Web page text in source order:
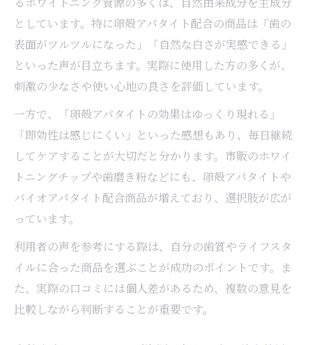
比較
ホワイトニング原理の違いで選ぶ資源のポ
イント
市販品ホワイトニングの資源とその特長を
解説
専門施術と市販ホワイトニングの成分安全
性比較
ホワイトニング原理の違いが与える効果の
差
低刺激なホワイトニング資源で毎日輝く白さを
目指す
低刺激ホワイトニング資源で実現する自然
な白さ
毎日使えるホワイトニング資源の優しい使
としています。特に卵殻アパタイト配合の商品は「歯の
表面がツルツルになった」「自然な白さが実感できる」
といった声が目立ちます。実際に使用した方の多くが、
刺激の少なさや使い心地の良さを評価しています。
一方で、「卵殻アパタイトの効果はゆっくり現れる」
「即効性は感じにくい」といった感想もあり、毎日継続
してケアすることが大切だと分かります。市販のホワイ
トニングチップや歯磨き粉などにも、卵殻アパタイトや
バイオアパタイト配合商品が増えており、選択肢が広が
っています。
利用者の声を参考にする際は、自分の歯質やライフスタ
イルに合った商品を選ぶことが成功のポイントです。ま
た、実際の口コミには個人差があるため、複数の意見を
比較しながら判断することが重要です。